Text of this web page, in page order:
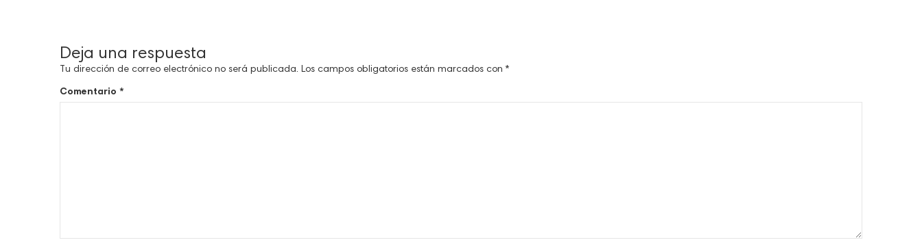
Deja una respuesta
Tu dirección de correo electrónico no será publicada. Los campos obligatorios están marcados con *
Comentario *